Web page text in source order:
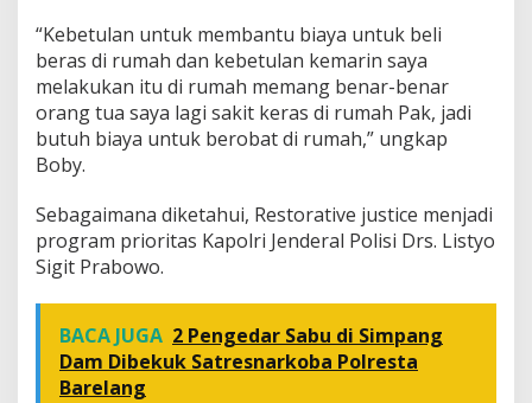
“Kebetulan untuk membantu biaya untuk beli
beras di rumah dan kebetulan kemarin saya
melakukan itu di rumah memang benar-benar
orang tua saya lagi sakit keras di rumah Pak, jadi
butuh biaya untuk berobat di rumah,” ungkap
Boby.
Sebagaimana diketahui, Restorative justice menjadi
program prioritas Kapolri Jenderal Polisi Drs. Listyo
Sigit Prabowo.
BACA JUGA 2 Pengedar Sabu di Simpang
Dam Dibekuk Satresnarkoba Polresta
Barelang